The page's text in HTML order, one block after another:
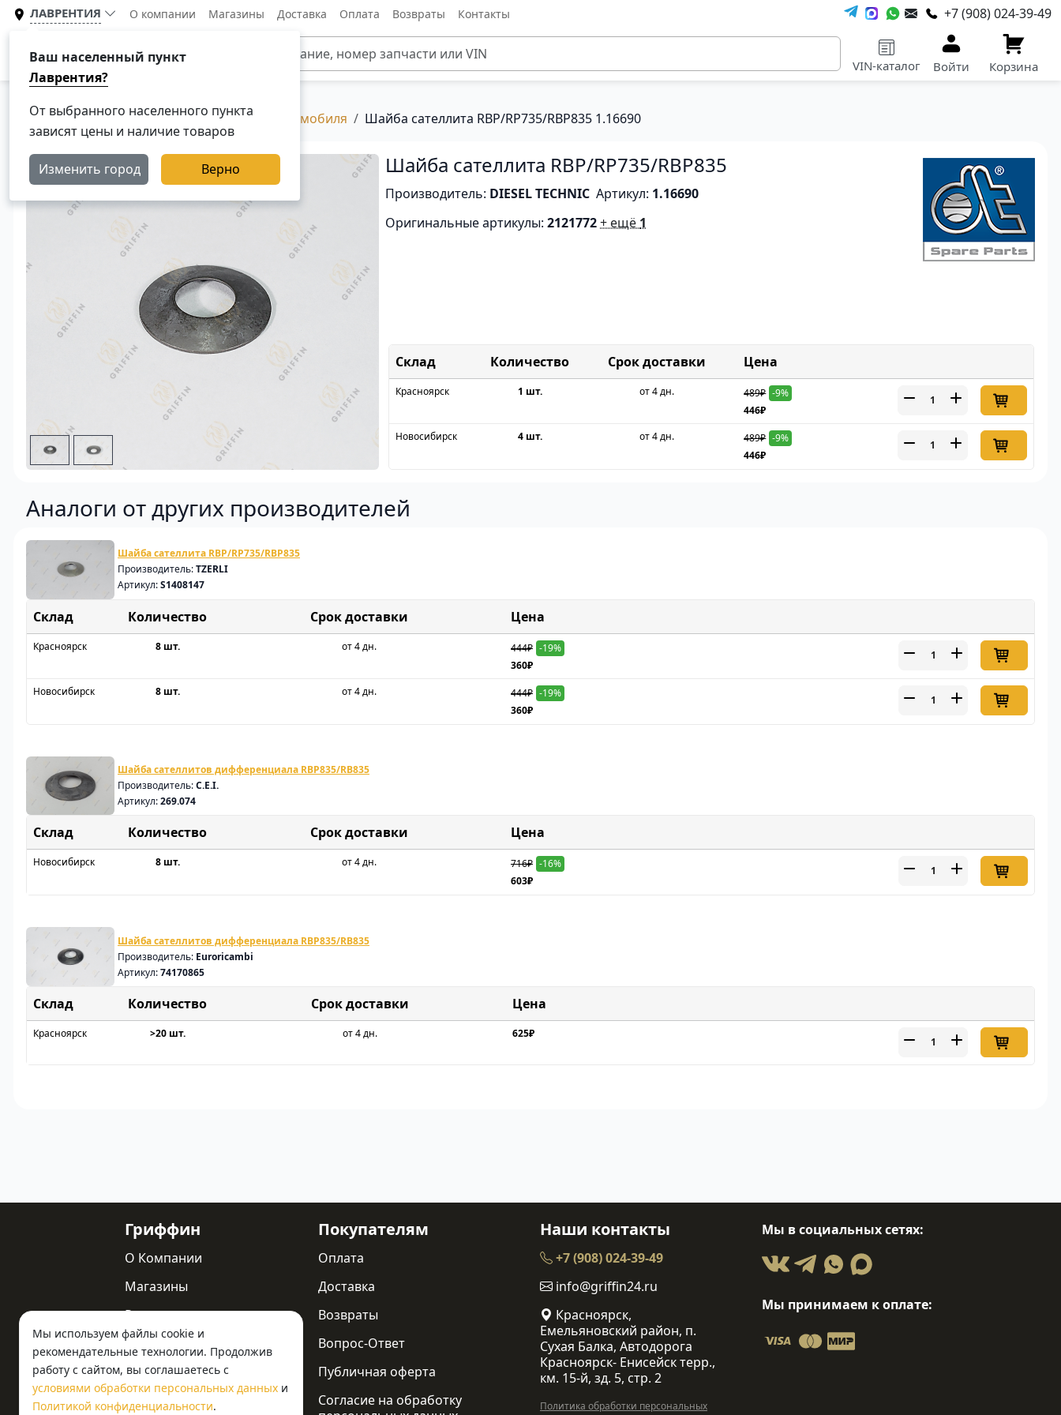
ЛАВРЕНТИЯ
Ваш населенный пункт
Лаврентия?
От выбранного населенного пункта
зависят цены и наличие товаров
Изменить город Верно
О компании Магазины Доставка Оплата Возвраты Контакты +7 (908) 024-39-49
Каталог
VIN-каталог Войти Корзина
Главная Каталог Редуктор грузового автомобиля Шайба сателлита RBP/RP735/RBP835 1.16690
Шайба сателлита RBP/RP735/RBP835
Производитель: DIESEL TECHNIC Артикул: 1.16690
Оригинальные артикулы:2121772+ ещё 1
Склад Срок доставки Цена
Красноярск 1 шт. от 4 дн. 489₽ -9%
446₽
Новосибирск
4 шт. от 4 дн. 489₽ -9%
446₽
Аналоги от других производителей
Шайба сателлита RBP/RP735/RBP835
Производитель:TZERLI
Артикул:S1408147
Склад Срок доставки Цена
Красноярск 8 шт. от 4 дн. 444₽ -19%
360₽
Новосибирск
8 шт. от 4 дн. 444₽ -19%
360₽
Шайба сателлитов дифференциала RBP835/RB835
Производитель:C.E.I.
Артикул:269.074
Склад Срок доставки Цена
Новосибирск 8 шт. от 4 дн. 716₽ -16%
603₽
Шайба сателлитов дифференциала RBP835/RB835
Производитель: Euroricambi
Артикул:74170865
Склад Срок доставки Цена
Красноярск >20 шт. от 4 дн. 625₽
Мы используем файлы cookie и
рекомендательные технологии. Продолжив
работу с сайтом, вы соглашаетесь с
условиями обработки персональных данных и
Политикой конфиденциальности.
Гриффин
О Компании
Магазины
Реквизиты
Статьи
Новости
Контакты
Покупателям
Оплата
Доставка
Возвраты
Вопрос-Ответ
Публичная оферта
Согласие на обработку
Наши контакты
+7 (908) 024-39-49
info@griffin24.ru
Красноярск,
Емельяновский район, п.
Сухая Балка, Автодорога
Красноярск- Енисейск терр.,
км. 15-й, зд. 5, стр. 2
Политика обработки персональных
Мы в социальных сетях:
Мы принимаем к оплате: